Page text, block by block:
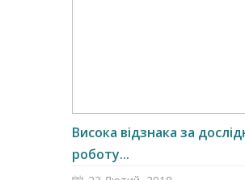
Висока відзнака за
роботу...